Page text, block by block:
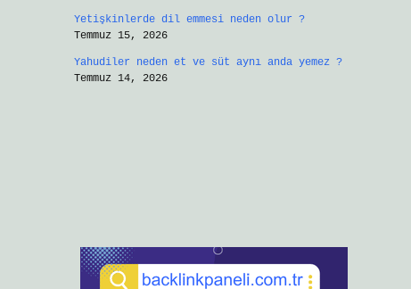
Yetişkinlerde dil emmesi neden olur ?
Temmuz 15, 2026
Yahudiler neden et ve süt aynı anda yemez ?
Temmuz 14, 2026